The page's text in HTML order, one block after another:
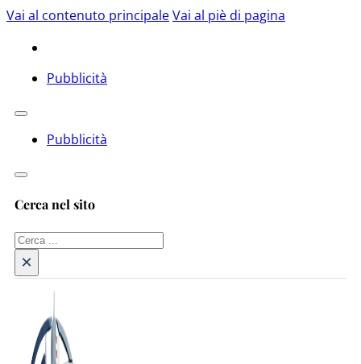
Vai al contenuto principaleVai al piè di pagina
Pubblicità
Pubblicità
Cerca nel sito
Cerca
×